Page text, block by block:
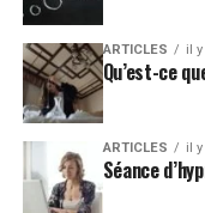
ARTICLES il
Qu’est-ce
ARTICLES il
Séance